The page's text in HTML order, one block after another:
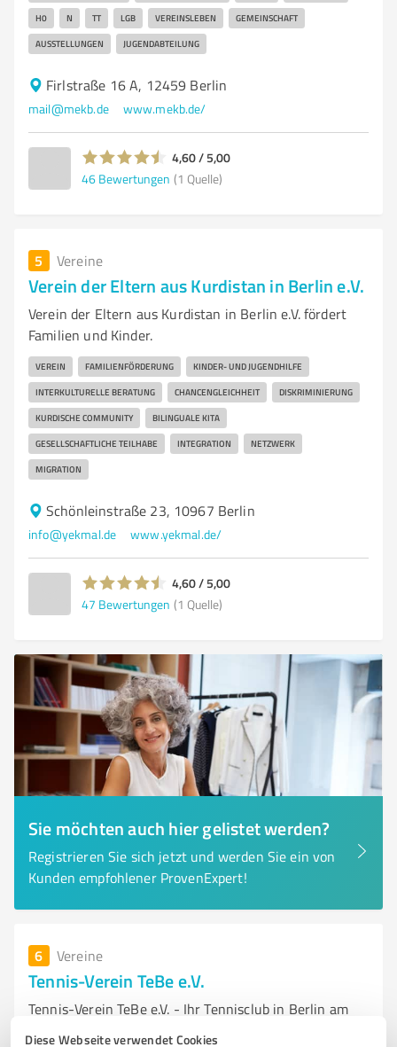
Diese Webseite verwendet Cookies
H0 N TT LGB VEREINSLEBEN GEMEINSCHAFT
AUSSTELLUNGEN JUGENDABTEILUNG
Firlstraße 16 A, 12459 Berlin
mail@mekb.de www.mekb.de/
4,60 / 5,00
46 Bewertungen (1 Quelle)
5 Vereine
Verein der Eltern aus Kurdistan in Berlin e.V.
Verein der Eltern aus Kurdistan in Berlin e.V. fördert
Familien und Kinder.
VEREIN FAMILIENFÖRDERUNG KINDER- UND JUGENDHILFE
INTERKULTURELLE BERATUNG CHANCENGLEICHHEIT DISKRIMINIERUNG
KURDISCHE COMMUNITY BILINGUALE KITA
GESELLSCHAFTLICHE TEILHABE INTEGRATION NETZWERK
MIGRATION
Schönleinstraße 23, 10967 Berlin
info@yekmal.de www.yekmal.de/
4,60 / 5,00
47 Bewertungen (1 Quelle)
Sie möchten auch hier gelistet werden?
Registrieren Sie sich jetzt und werden Sie ein von
Kunden empfohlener ProvenExpert!
6 Vereine
Tennis-Verein TeBe e.V.
Tennis-Verein TeBe e.V. - Ihr Tennisclub in Berlin am